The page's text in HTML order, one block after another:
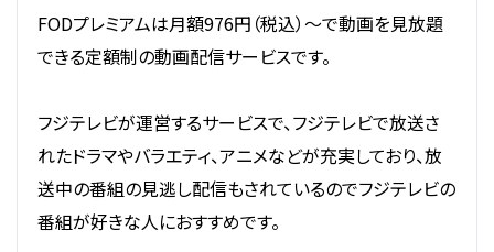
FODプレミアムは月額976円（税込）～で動画を見放題
できる定額制の動画配信サービスです。
フジテレビが運営するサービスで、フジテレビで放送さ
れたドラマやバラエティ、アニメなどが充実しており、放
送中の番組の見逃し配信もされているのでフジテレビの
番組が好きな人におすすめです。